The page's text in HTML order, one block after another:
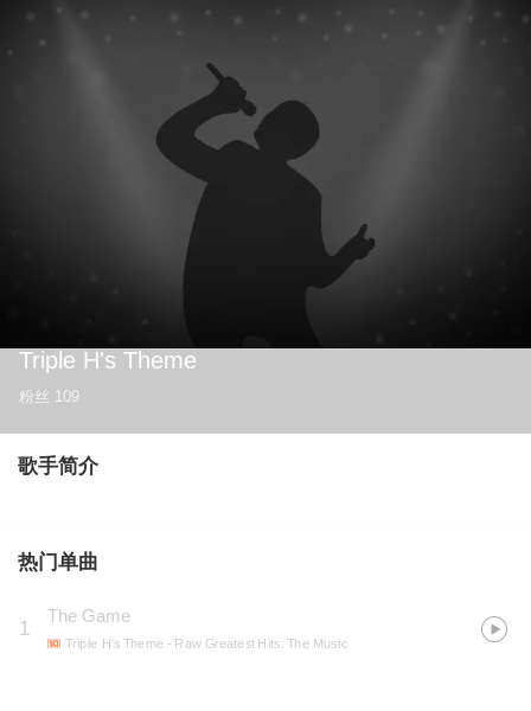
Triple H's Theme
粉丝 109
歌手简介
热门单曲
1
The Game
Triple H's Theme - Raw Greatest Hits: The Music